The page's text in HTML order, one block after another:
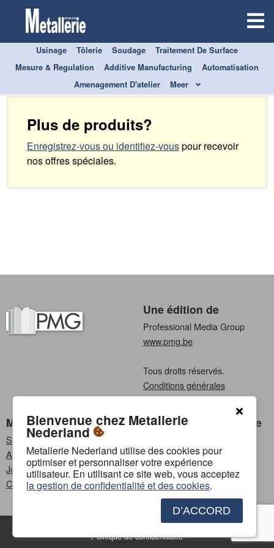
Usinage Tôlerie Soudage
Traitement De Surface
Mesure & Regulation
Additive Manufacturing
Automatisation
Amenagement D'atelier
Meer
Étude marché
Plus de produits?
Enregistrez-vous ou identifiez-vouspour recevoir
nos offres spéciales.
Une édition de
Professional Media Group
www.pmg.be
Tous droits réservés.
Conditions générales
Privacy
Metallerie Nederland
S'abonner
Annoncer
Jobs
Contact
Choisissez une langue
Français
Politique de confidentialité
Bienvenue chez Metallerie
Nederland
Metallerie Nederland utilise des cookies pour
optimiser et personnaliser votre expérience
utilisateur. En utilisant ce site web, vous acceptez
la gestion de confidentialité et des cookies.
D’ACCORD